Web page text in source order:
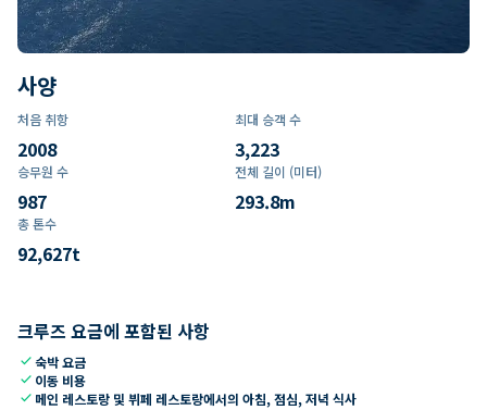
사양
처음 취항
2008
최대 승객 수
3,223
승무원 수
987
전체 길이 (미터)
293.8m
총 톤수
92,627t
크루즈 요금에 포함된 사항
check숙박 요금
check 이동 비용
check 메인 레스토랑 및 뷔페 레스토랑에서의 아침, 점심, 저녁 식사